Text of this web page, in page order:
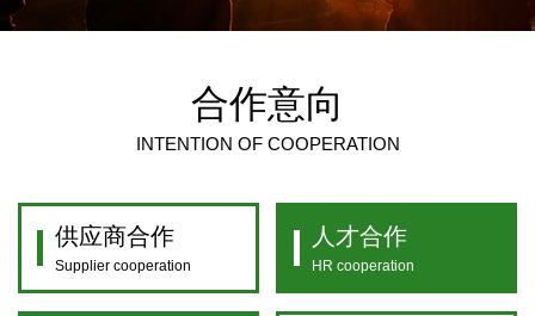
合作意向
INTENTION OF COOPERATION
供应商合作
Supplier cooperation
人才合作
HR cooperation